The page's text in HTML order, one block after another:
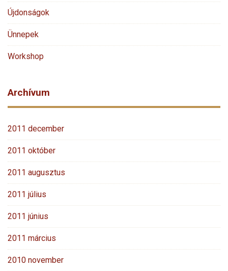
Újdonságok
Ünnepek
Workshop
Archívum
2011 december
2011 október
2011 augusztus
2011 július
2011 június
2011 március
2010 november